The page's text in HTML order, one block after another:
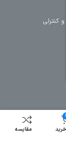
کنترلی
مقایسه